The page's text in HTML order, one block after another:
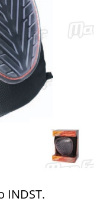
INDST.